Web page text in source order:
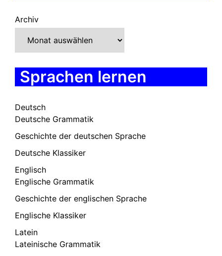
Archiv
Sprachen lernen
Deutsch
Deutsche Grammatik
Geschichte der deutschen Sprache
Deutsche Klassiker
Englisch
Englische Grammatik
Geschichte der englischen Sprache
Englische Klassiker
Latein
Lateinische Grammatik